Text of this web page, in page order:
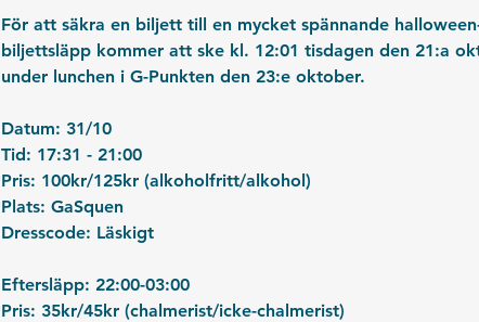
För att säkra en biljett till en mycket spännande
biljettsläpp kommer att ske kl. 12:01 tisdagen den 21:a
under lunchen i G-Punkten den 23:e oktober.
Datum: 31/10
Tid: 17:31 - 21:00
Pris: 100kr/125kr (alkoholfritt/alkohol)
Plats: GaSquen
Dresscode: Läskigt
Eftersläpp: 22:00-03:00
Pris: 35kr/45kr (chalmerist/icke-chalmerist)